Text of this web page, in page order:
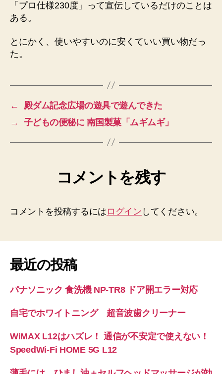
「プロ仕様230度」って宣伝しているだけのことは
ある。
とにかく、使いやすいのに安くていい買い物だっ
た。
←
殿ダム記念広場の遊具で遊んできた
→
子どもの便秘に 南国製菓「ムギムギ」
コメントを残す
コメントを投稿するには ログイン してください。
最近の投稿
パナソニック 食洗機 NP-TR8 ドア開エラー対応
自宅でホワイトニング 超音波歯クリーナー
WiMAX L12はハズレ！ 通信が不安定で使えない！
SpeedWi-Fi HOME 5G L12